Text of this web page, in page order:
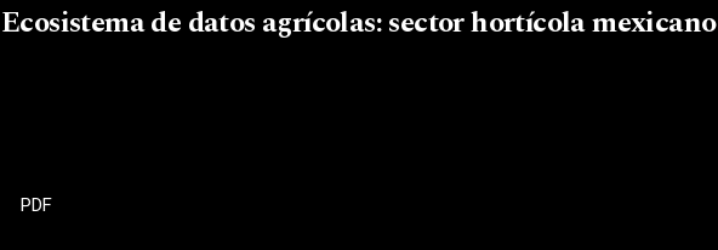
Ecosistema de datos agrícolas: sector hortícola mexicano
PDF